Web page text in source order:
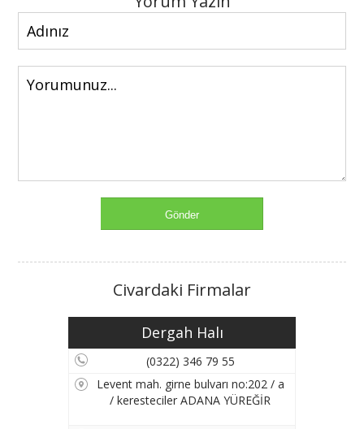
Civardaki Firmalar
Dergah Halı
(0322) 346 79 55
Levent mah. girne bulvarı no:202 / a
/ keresteciler ADANA YÜREĞİR